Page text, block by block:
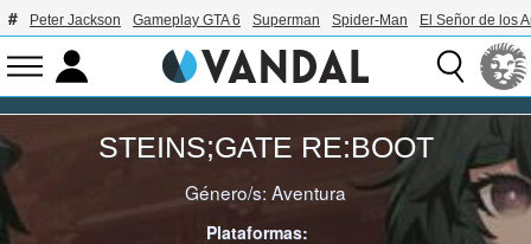
Peter Jackson Gameplay GTA 6 Superman Spider-Man El Señor de los
STEINS;GATE RE:BOOT
Género/s: Aventura
Plataformas: